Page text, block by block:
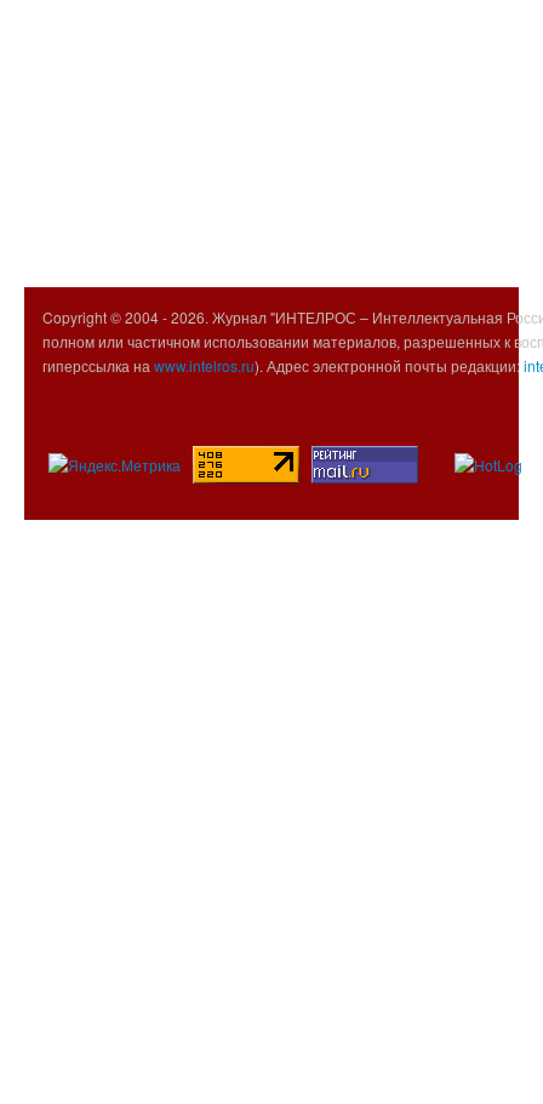
Copyright © 2004 -2026. Журнал "ИНТЕЛРОС – Интеллектуальная
полном или частичном использовании материалов, разрешенных к
гиперссылка на www.intelros.ru). Адрес электронной почты редакции: